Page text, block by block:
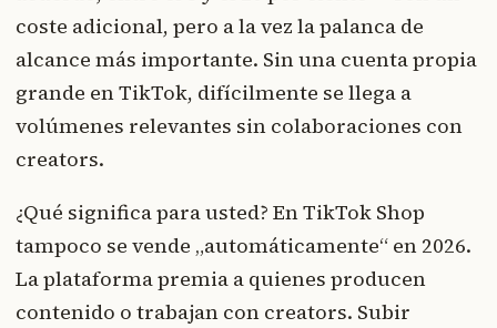
coste adicional, pero a la vez la palanca de
alcance más importante. Sin una cuenta propia
grande en TikTok, difícilmente se llega a
volúmenes relevantes sin colaboraciones con
creators.
¿Qué significa para usted? En TikTok Shop
tampoco se vende „automáticamente“ en 2026.
La plataforma premia a quienes producen
contenido o trabajan con creators. Subir